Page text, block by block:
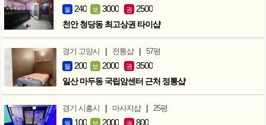
월 240 보 3000 권 2500
천안 청당동 최고상권 타이샵
경기 고양시 | 전통샵 | 57평
월 200 보 2000 권 3500
일산 마두동 국립암센터 근처 정통샵
경기 시흥시 | 마사지샵 | 25평
월 100 보 2000 권 800